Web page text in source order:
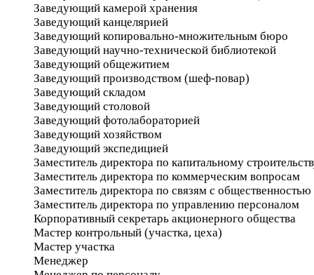
Заведующий камерой хранения
Заведующий канцелярией
Заведующий копировально-множительным бюро
Заведующий научно-технической библиотекой
Заведующий общежитием
Заведующий производством (шеф-повар)
Заведующий складом
Заведующий столовой
Заведующий фотолабораторией
Заведующий хозяйством
Заведующий экспедицией
Заместитель директора по капитальному
Заместитель директора по коммерческим вопросам
Заместитель директора по связям с общественностью
Заместитель директора по управлению персоналом
Корпоративный секретарь акционерного общества
Мастер контрольный (участка, цеха)
Мастер участка
Менеджер